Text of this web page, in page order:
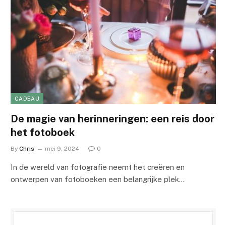
CADEAU
De magie van herinneringen: een reis door
het fotoboek
By Chris mei 9, 2024 0
In de wereld van fotografie neemt het creëren en
ontwerpen van fotoboeken een belangrijke plek…